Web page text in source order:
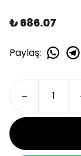
₺ 686.07
Paylaş: